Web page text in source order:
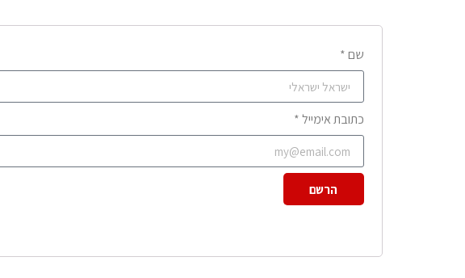
שם *
כתובת אימייל *
הרשם